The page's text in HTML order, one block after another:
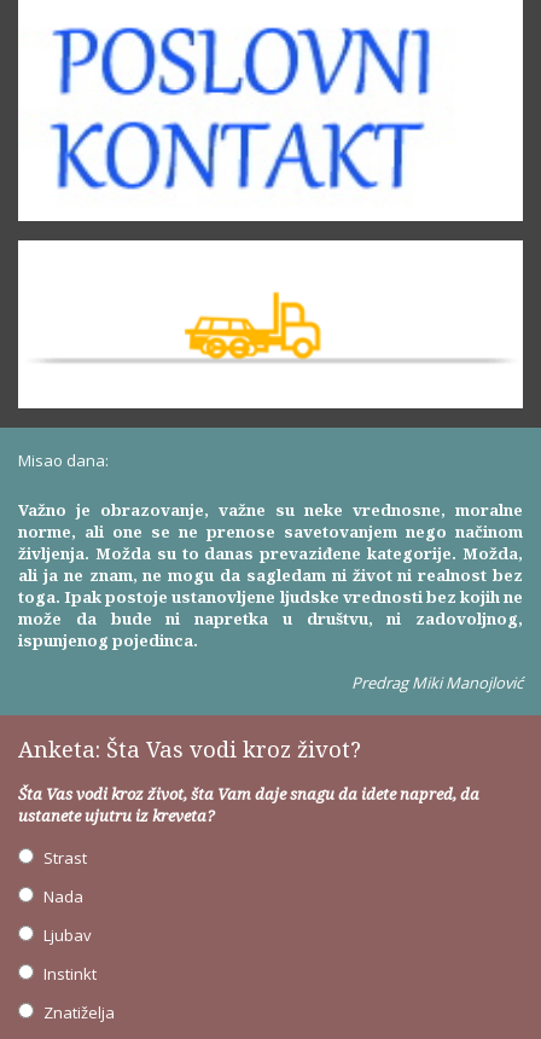
Misao dana:
Važno je obrazovanje, važne su neke vrednosne, moralne
norme, ali one se ne prenose savetovanjem nego načinom
življenja. Možda su to danas prevaziđene kategorije. Možda,
ali ja ne znam, ne mogu da sagledam ni život ni realnost bez
toga. Ipak postoje ustanovljene ljudske vrednosti bez kojih ne
može da bude ni napretka u društvu, ni zadovoljnog,
ispunjenog pojedinca.
Predrag Miki Manojlović
Anketa: Šta Vas vodi kroz život?
Šta Vas vodi kroz život, šta Vam daje snagu da idete napred, da
ustanete ujutru iz kreveta?
Strast
Nada
Ljubav
Instinkt
Znatiželja